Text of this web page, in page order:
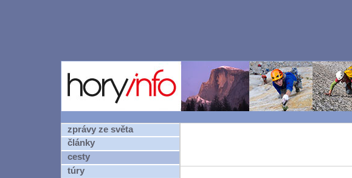
zprávy ze světa
články
cesty
túry